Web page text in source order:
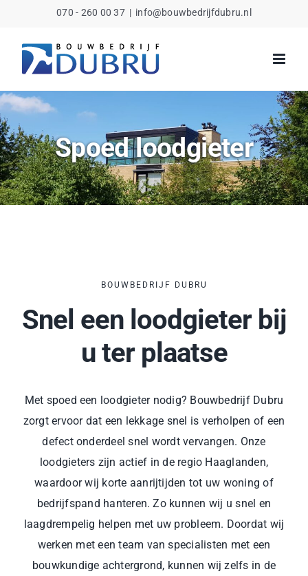
inhoud
070 - 260 00 37 | info@bouwbedrijfdubru.nl
Spoed loodgieter
BOUWBEDRIJF DUBRU
Snel een loodgieter bij
u ter plaatse
Met spoed een loodgieter nodig? Bouwbedrijf Dubru
zorgt ervoor dat een lekkage snel is verholpen of een
defect onderdeel snel wordt vervangen. Onze
loodgieters zijn actief in de regio Haaglanden,
waardoor wij korte aanrijtijden tot uw woning of
bedrijfspand hanteren. Zo kunnen wij u snel en
laagdrempelig helpen met uw probleem. Doordat wij
werken met een team van specialisten met een
bouwkundige achtergrond, kunnen wij zelfs in de